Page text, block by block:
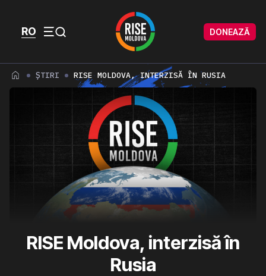
RO
DONEAZĂ
ȘTIRI RISE MOLDOVA, INTERZISĂ ÎN RUSIA
RISE Moldova, interzisă în
Rusia